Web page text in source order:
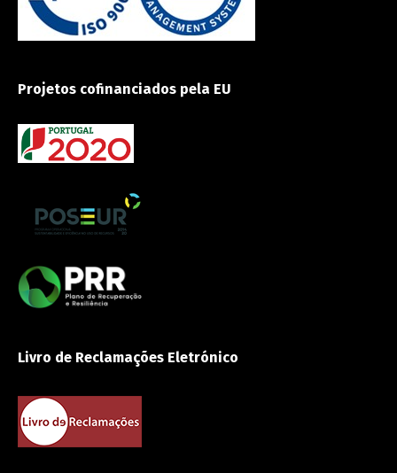
Projetos cofinanciados pela EU
Livro de Reclamações Eletrónico